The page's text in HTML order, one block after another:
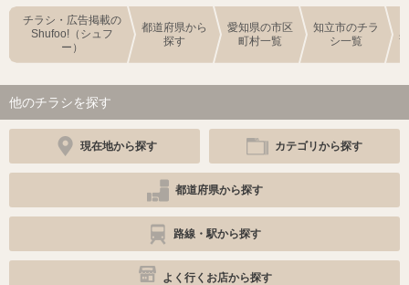
チラシ・広告掲載の
Shufoo!（シュフ
ー）
都道府県から
探す
愛知県の市区
町村一覧
知立市のチラ
シ一覧
他のチラシを探す
現在地から探す カテゴリから探す
都道府県から探す
路線・駅から探す
よく行くお店から探す